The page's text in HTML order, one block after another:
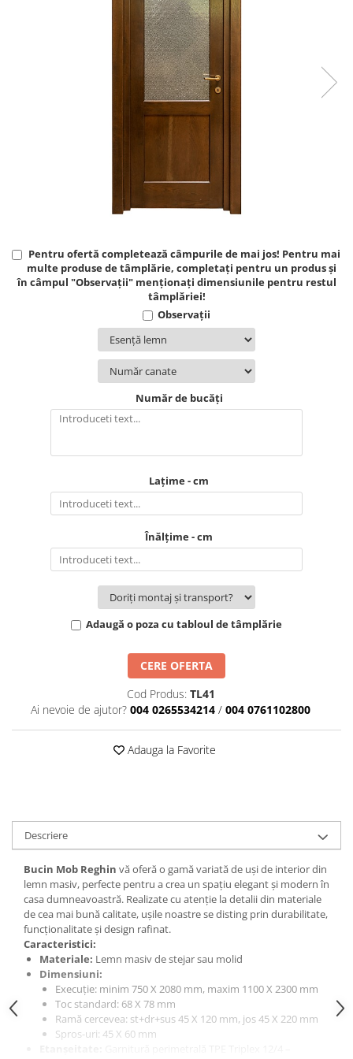
Pentru ofertă completează câmpurile de mai jos! Pentru mai
multe produse de tâmplărie, completați pentru un produs și
în câmpul "Observații" menționați dimensiunile pentru restul
tâmplăriei!
Observații
Număr de bucăți
Lațime - cm
Înălțime - cm
Adaugă o poza cu tabloul de tâmplărie
CERE OFERTA
Cod Produs: TL41
Ai nevoie de ajutor? 004 0265534214 / 004 0761102800
Adauga la Favorite
Descriere
Bucin Mob Reghin vă oferă o gamă variată de uși de interior din
lemn masiv, perfecte pentru a crea un spațiu elegant și modern în
casa dumneavoastră. Realizate cu atenție la detalii din materiale
de cea mai bună calitate, ușile noastre se disting prin durabilitate,
funcționalitate și design rafinat.
Caracteristici:
Materiale: Lemn masiv de stejar sau molid
Dimensiuni:
Execuție: minim 750 X 2080 mm, maxim 1100 X 2300 mm
Toc standard: 68 X 78 mm
Ramă cercevea: st+dr+sus 45 X 120 mm, jos 45 X 220 mm
Spros-uri: 45 X 60 mm